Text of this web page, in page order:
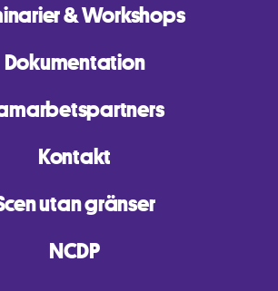
& Workshops
Dokumentation
Kontakt
utan gränser
NCDP